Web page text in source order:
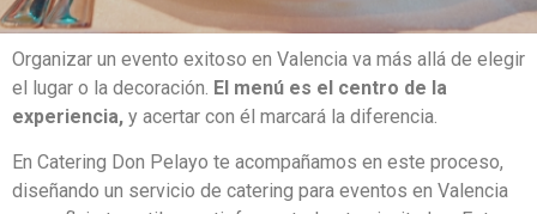
Organizar un evento exitoso en Valencia va más allá de elegir
el lugar o la decoración. El menú es el centro de la
experiencia, y acertar con él marcará la diferencia.
En Catering Don Pelayo te acompañamos en este proceso,
diseñando un servicio de catering para eventos en Valencia